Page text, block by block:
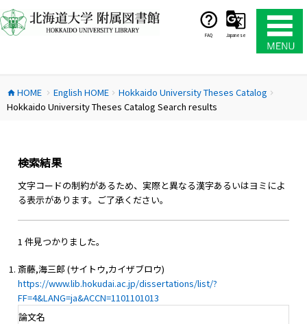
ン
テ
ス
キ
FAQ Japanese
home HOME chevron_right English HOMEchevron_right Hokkaido University Theses Catalog chevron_right
Hokkaido University Theses Catalog Search results
検索結果
文字コードの制約があるため、実際と異なる漢字あるいはヨミによ
る表示があります。ご了承ください。
1 件見つかりました。
斎藤,海三郎 (サイトウ,カイザブロウ)
https://www.lib.hokudai.ac.jp/dissertations/list/?
FF=4&LANG=ja&ACCN=1101101013
論文名